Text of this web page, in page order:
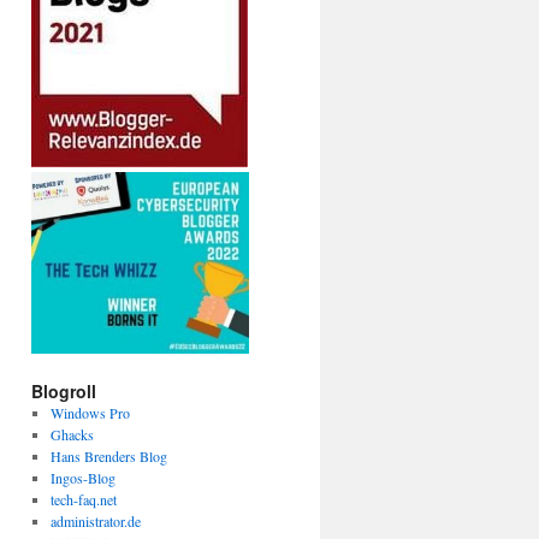
Blogroll
Windows Pro
Ghacks
Hans Brenders Blog
Ingos-Blog
tech-faq.net
administrator.de